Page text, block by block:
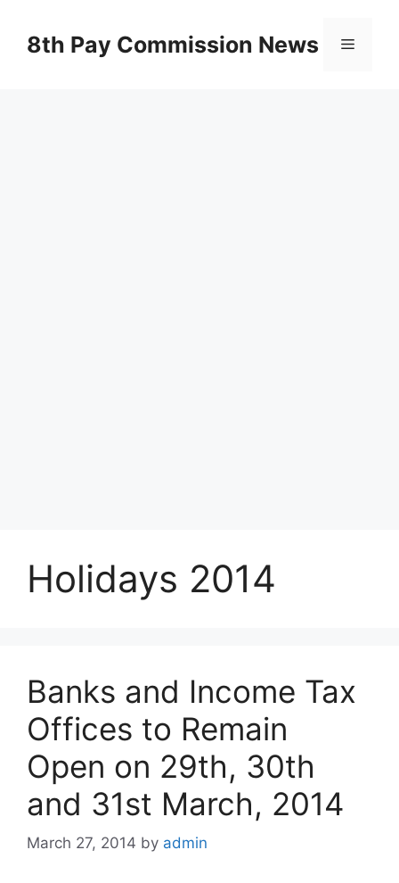
content8th Pay Commission News Menu
Holidays 2014
Banks and Income Tax
Offices to Remain
Open on 29th, 30th
and 31st March, 2014
March 27, 2014 by admin